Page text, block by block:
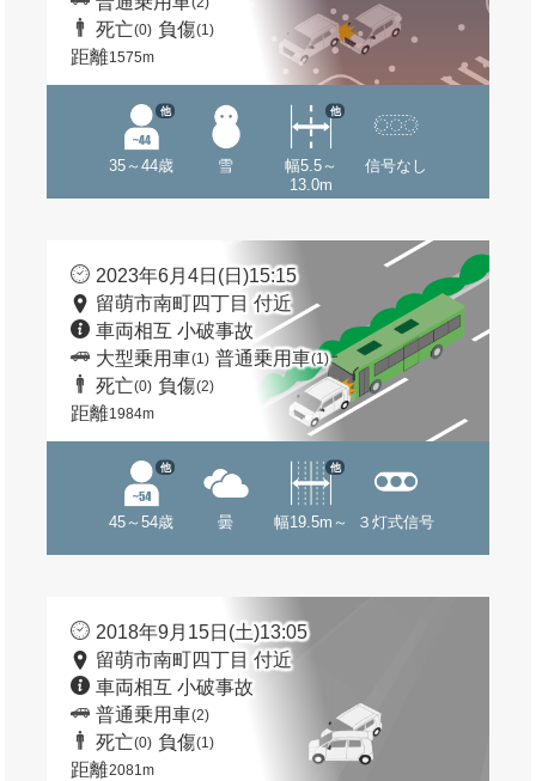
死亡(0) 負傷(1)
距離1575m
35～44歳
他
雪
幅5.5～
13.0m
他
信号なし
2023年6月4日(日)15:15
留萌市南町四丁目 付近
車両相互 小破事故
大型乗用車(1) 普通乗用車(1)
死亡(0) 負傷(2)
距離1984m
45～54歳
他
曇 幅19.5m～
他
３灯式信号
2018年9月15日(土)13:05
留萌市南町四丁目 付近
車両相互 小破事故
普通乗用車(2)
死亡(0) 負傷(1)
距離2081m